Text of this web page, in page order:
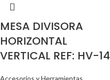
MESA DIVISORA
HORIZONTAL
VERTICAL REF: HV-14
Accesorios y Herramientas